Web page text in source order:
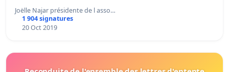
Joëlle Najar présidente de l asso…
1 904 signatures
20 Oct 2019